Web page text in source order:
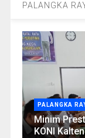
PALANGKA
PALANGKA
Minim
KONI